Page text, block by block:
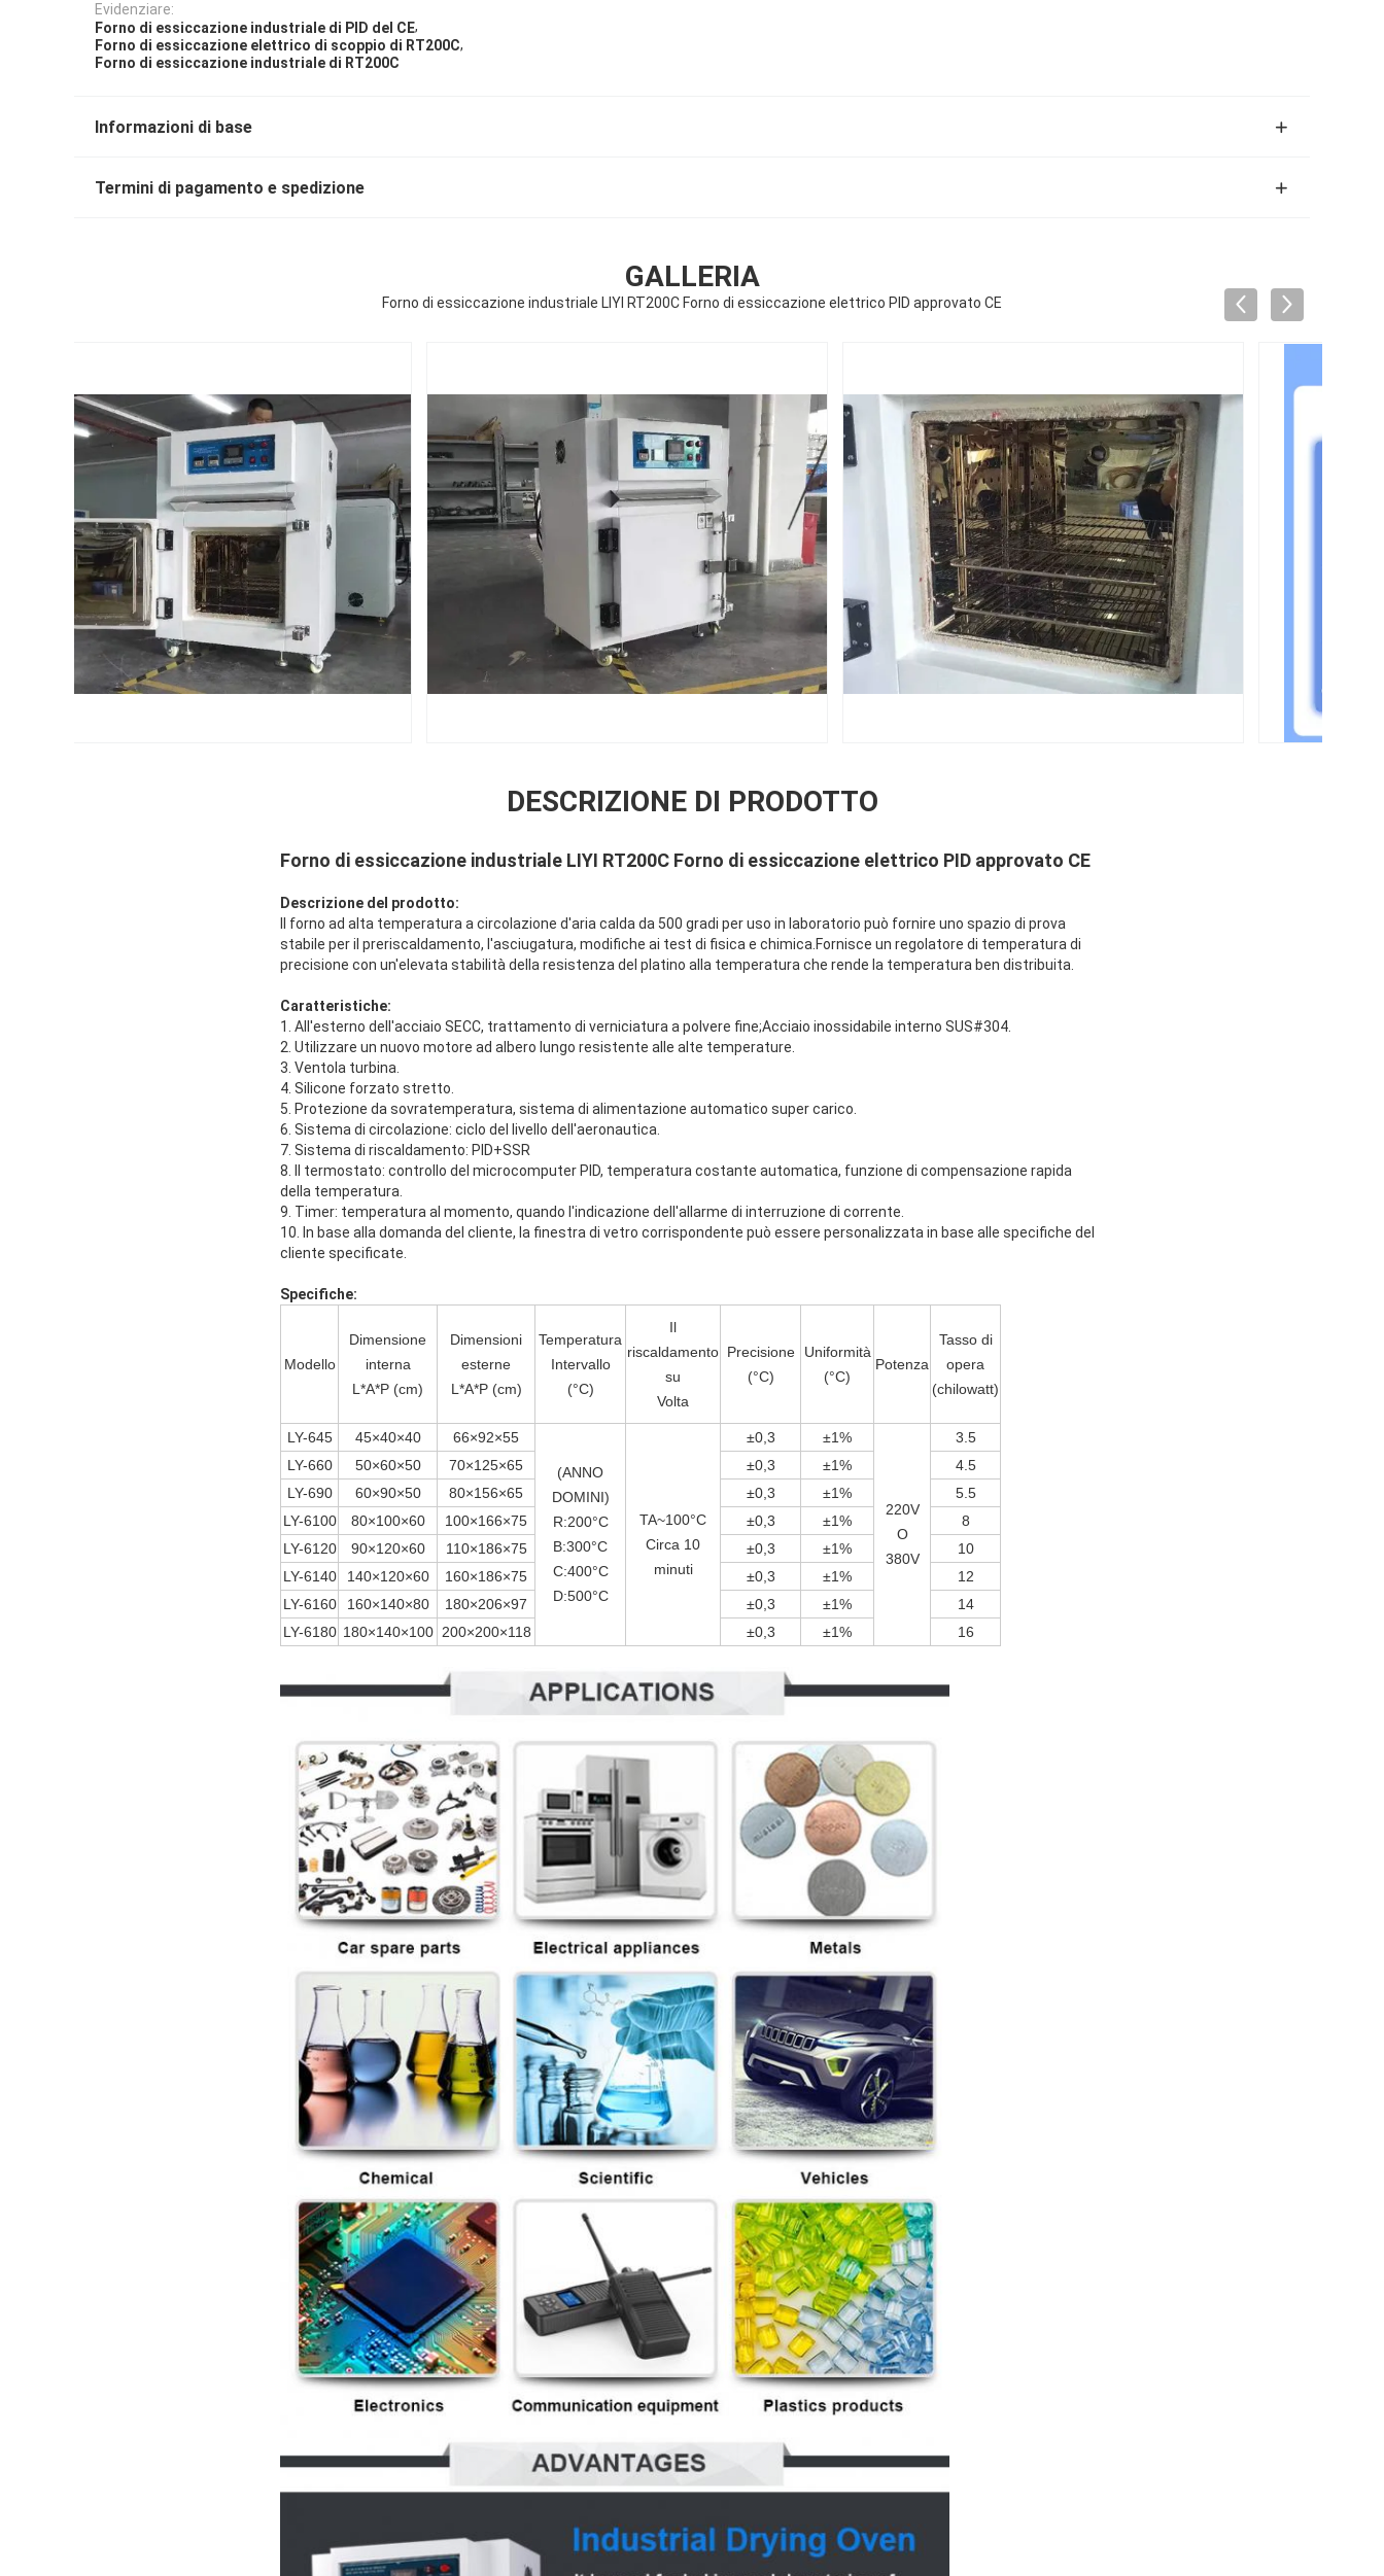
Evidenziare:
Forno di essiccazione industriale di PID del CE,
Forno di essiccazione elettrico di scoppio di RT200C,
Forno di essiccazione industriale di RT200C
Informazioni di base
Termini di pagamento e spedizione
GALLERIA
Forno di essiccazione industriale LIYI RT200C Forno di essiccazione elettrico PID approvato CE
DESCRIZIONE DI PRODOTTO
Forno di essiccazione industriale LIYI RT200C Forno di essiccazione elettrico PID approvato CE
Descrizione del prodotto:
Il forno ad alta temperatura a circolazione d'aria calda da 500 gradi per uso in laboratorio può fornire uno spazio di prova
stabile per il preriscaldamento, l'asciugatura, modifiche ai test di fisica e chimica.Fornisce un regolatore di temperatura di
precisione con un'elevata stabilità della resistenza del platino alla temperatura che rende la temperatura ben distribuita.
Caratteristiche:
1. All'esterno dell'acciaio SECC, trattamento di verniciatura a polvere fine;Acciaio inossidabile interno SUS#304.
2. Utilizzare un nuovo motore ad albero lungo resistente alle alte temperature.
3. Ventola turbina.
4. Silicone forzato stretto.
5. Protezione da sovratemperatura, sistema di alimentazione automatico super carico.
6. Sistema di circolazione: ciclo del livello dell'aeronautica.
7. Sistema di riscaldamento: PID+SSR
8. Il termostato: controllo del microcomputer PID, temperatura costante automatica, funzione di compensazione rapida
della temperatura.
9. Timer: temperatura al momento, quando l'indicazione dell'allarme di interruzione di corrente.
10. In base alla domanda del cliente, la finestra di vetro corrispondente può essere personalizzata in base alle specifiche del
cliente specificate.
Specifiche:
Modello
Dimensione
interna
L*A*P (cm)
Dimensioni
esterne
L*A*P (cm)
Temperatura
Intervallo
(°C)
Il
riscaldamento
su
Volta
Precisione
(°C)
Uniformità
(°C)
Potenza
Tasso di
opera
(chilowatt)
LY-645 45×40×40 66×92×55
(ANNO
DOMINI)
R:200°C
B:300°C
C:400°C
D:500°C
TA~100°C
Circa 10
minuti
±0,3 ±1%
220V
O
380V
3.5
LY-660
50×60×50 70×125×65 ±0,3 ±1%
4.5
LY-690
60×90×50 80×156×65 ±0,3 ±1%
5.5
LY-6100
80×100×60 100×166×75 ±0,3 ±1%
8
LY-6120
90×120×60 110×186×75 ±0,3 ±1%
10
LY-6140
140×120×60 160×186×75 ±0,3 ±1%
12
LY-6160
160×140×80 180×206×97 ±0,3 ±1%
14
LY-6180 180×140×100 200×200×118 ±0,3 ±1% 16